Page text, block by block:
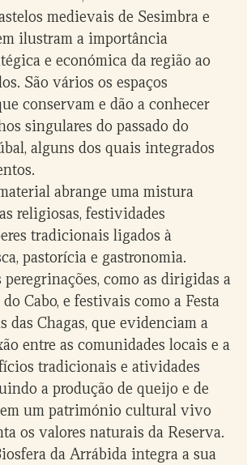
medievais de Sesimbra e
ilustram a importância
e económica da região ao
São vários os espaços
conservam e dão a conhecer
singulares do passado do
alguns dos quais integrados
abrange uma mistura
religiosas, festividades
tradicionais ligados à
pastorícia e gastronomia.
peregrinações, como as dirigidas a
Cabo, e festivais como a Festa
das Chagas, que evidenciam a
entre as comunidades locais e a
tradicionais e atividades
a produção de queijo e de
um património cultural vivo
os valores naturais da Reserva.
da Arrábida integra a sua